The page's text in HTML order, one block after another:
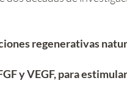
regenerativas
y VEGF, para